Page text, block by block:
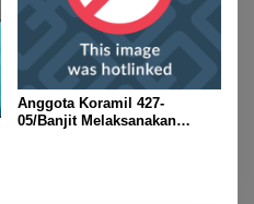
Anggota Koramil 427-
05/Banjit Melaksanakan